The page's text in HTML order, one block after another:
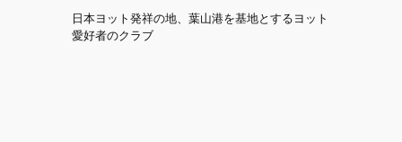
日本ヨット発祥の地、葉山港を基地とするヨット
愛好者のクラブ